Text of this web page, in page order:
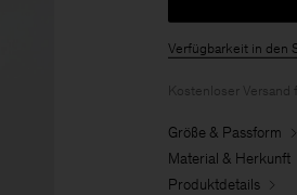
Verfügbarkeit in den
Kostenloser Versand
Größe & Passform
Material & Herkunft
Produktdetails